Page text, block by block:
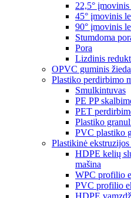
22,5°
45° įmovinis
90° įmovinis
Stumdoma
Pora
Lizdinis
OPVC guminis
Plastiko perdirbimo
Smulkintuvas
PE PP
PET
Plastiko
PVC plastiko
Plastikinė ekstruzijos
HDPE kelių
mašina
WPC profilio
PVC profilio
HDPE